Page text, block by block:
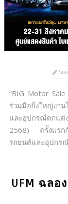
“BIG Motor Sale
ร่วมมือยิ่งใหญ่งา
และอุปกรณ์ตกแต่
2568) ครั้งแรกกั
รถยนต์และอุปกร
UFM ฉลอ